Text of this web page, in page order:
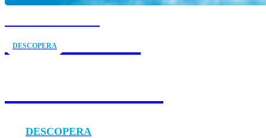
DISPONIBIL
DESCOPERA
DESCOPERA